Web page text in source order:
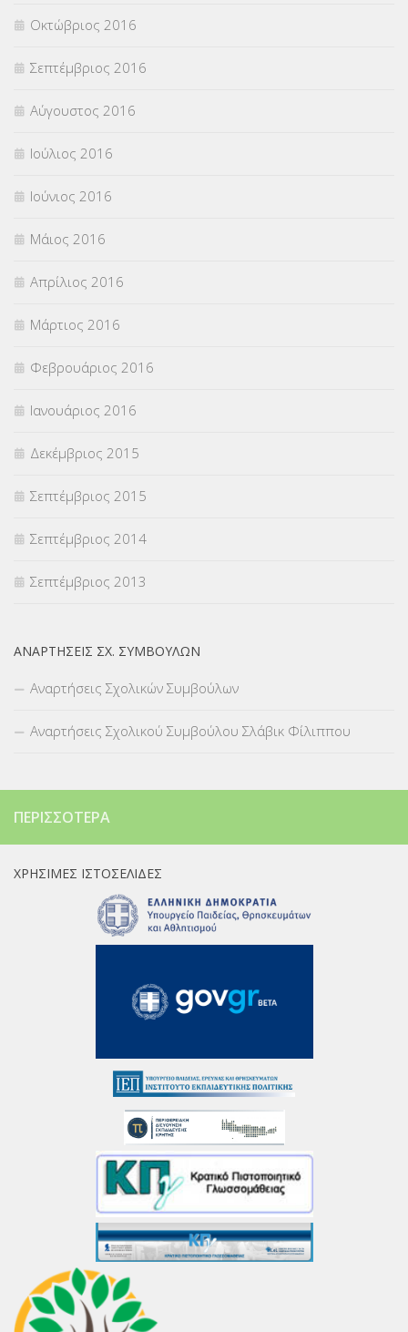
Οκτώβριος 2016
Σεπτέμβριος 2016
Αύγουστος 2016
Ιούλιος 2016
Ιούνιος 2016
Μάιος 2016
Απρίλιος 2016
Μάρτιος 2016
Φεβρουάριος 2016
Ιανουάριος 2016
Δεκέμβριος 2015
Σεπτέμβριος 2015
Σεπτέμβριος 2014
Σεπτέμβριος 2013
ΑΝΑΡΤΉΣΕΙΣ ΣΧ. ΣΥΜΒΟΎΛΩΝ
Αναρτήσεις Σχολικών Συμβούλων
Αναρτήσεις Σχολικού Συμβούλου Σλάβικ Φίλιππου
ΠΕΡΙΣΣΌΤΕΡΑ
ΧΡΉΣΙΜΕΣ ΙΣΤΟΣΕΛΊΔΕΣ